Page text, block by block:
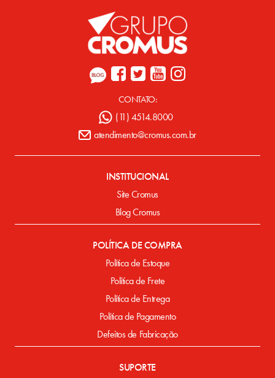
CONTATO:
(11) 4514.8000
atendimento@cromus.com.br
INSTITUCIONAL
Site Cromus
Blog Cromus
POLÍTICA DE COMPRA
Política de Estoque
Política de Frete
Política de Entrega
Política de Pagamento
Defeitos de Fabricação
SUPORTE